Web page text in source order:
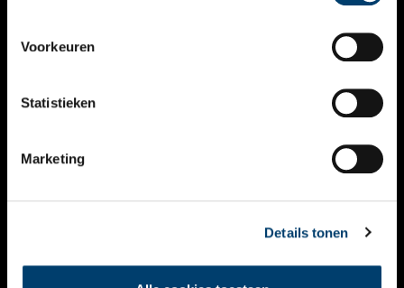
Voorkeuren
Statistieken
Marketing
Details tonen
KALENDER
THEMA’S
VIDEO’S
CONTACT